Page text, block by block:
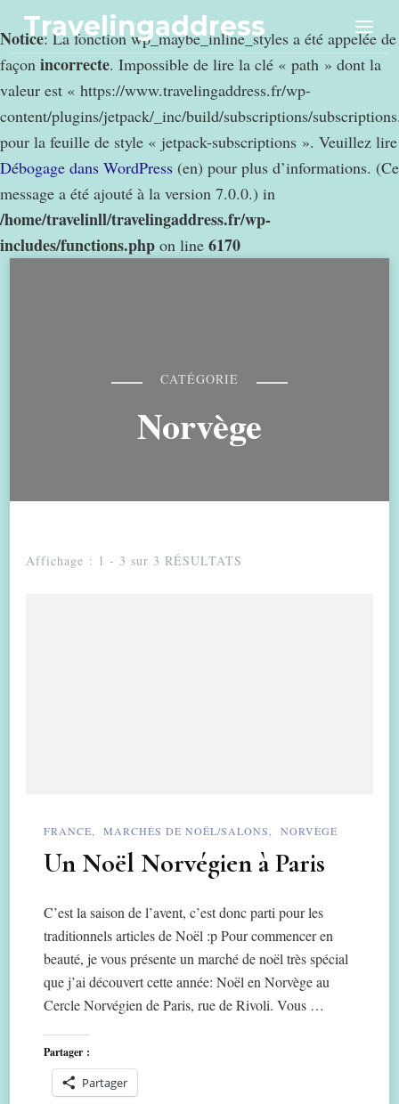
Notice: La fonction wp_maybe_inline_styles a été appelée de
façon incorrecte. Impossible de lire la clé « path » dont la
valeur est « https://www.travelingaddress.fr/wp-
content/plugins/jetpack/_inc/build/subscriptions/
pour la feuille de style « jetpack-subscriptions ». Veuillez lire
Débogage dans WordPress (en) pour plus d’informations. (Ce
message a été ajouté à la version 7.0.0.) in
/home/travelinll/travelingaddress.fr/wp-
includes/functions.php on line 6170
Travelingaddress
CATÉGORIE
Norvège
Affichage : 1 - 3 sur 3 RÉSULTATS
FRANCE MARCHÉS DE NOËL/SALONS NORVÈGE
Un Noël Norvégien à Paris
C’est la saison de l’avent, c’est donc parti pour les
traditionnels articles de Noël :p Pour commencer en
beauté, je vous présente un marché de noël très spécial
que j’ai découvert cette année: Noël en Norvège au
Cercle Norvégien de Paris, rue de Rivoli. Vous …
Partager :
Partager